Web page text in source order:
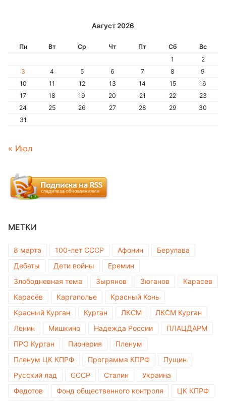
Август 2026
Пн Вт Ср Чт Пт Сб
Вс
1
2
3
4 5 6 7 8
9
10
11 12 13 14 15
16
17
18 19 20 21 22
23
24
25 26 27 28 29
30
31
« Июл
МЕТКИ
8 марта 100-лет СССР Афонин
Берулава
Дебаты
Дети войны
Еремин
Злободневная тема
Зырянов Зюганов
Карасев
Карасёв
Каргаполье
Красный Конь
Красный Курган
Курган ЛКСМ
ЛКСМ Курган
Ленин
Мишкино Надежда России
ПЛАЦДАРМ
ПРО Курган
Пионерия
Пленум
Пленум ЦК КПРФ
Программа КПРФ
Пущин
Русский лад
СССР Сталин
Украина
Федотов
Фонд общественного контроля
ЦК КПРФ